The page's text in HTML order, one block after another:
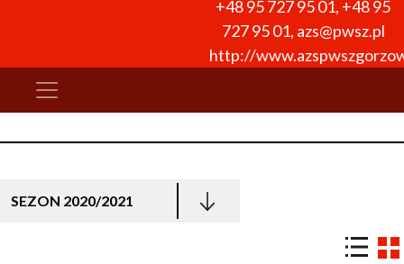
+48 95 727 95 01, +48 95
727 95 01, azs@pwsz.pl
http://
SEZON 2020/2021